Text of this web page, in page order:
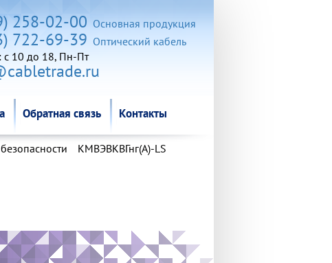
258-02-00 Основная продукция
722-69-39 Оптический кабель
c 10 до 18, Пн-Пт
Обратная связь
Обратная связь Контакты
КМВЭВКВГнг(А)-LS